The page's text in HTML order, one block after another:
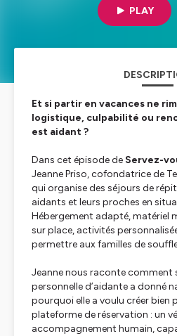
PLAY
Et si partir en vacances ne
logistique, culpabilité ou
est aidant ?
Dans cet épisode de Servez-
Jeanne Priso, cofondatrice de
qui organise des séjours de
aidants et leurs proches en
Hébergement adapté, matériel
sur place, activités
permettre aux familles de
Jeanne nous raconte comment
personnelle d’aidante a donné
pourquoi elle a voulu créer bien
plateforme de réservation : un
accompagnement humain,